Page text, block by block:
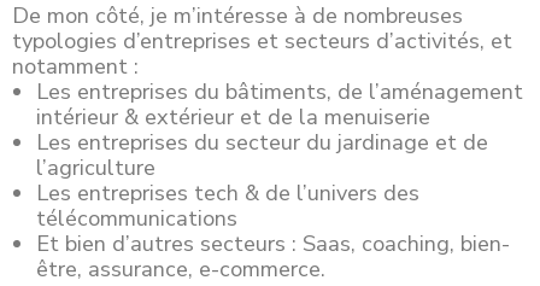
De mon côté, je m’intéresse à de nombreuses
typologies d’entreprises et secteurs d’activités, et
notamment :
Les entreprises du bâtiments, de l’aménagement
intérieur & extérieur et de la menuiserie
Les entreprises du secteur du jardinage et de
l’agriculture
Les entreprises tech & de l’univers des
télécommunications
Et bien d’autres secteurs : Saas, coaching, bien-
être, assurance, e-commerce.